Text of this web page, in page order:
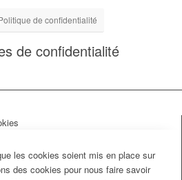
de confidentialité
de confidentialité
les cookies soient mis en place sur
des cookies pour nous faire savoir